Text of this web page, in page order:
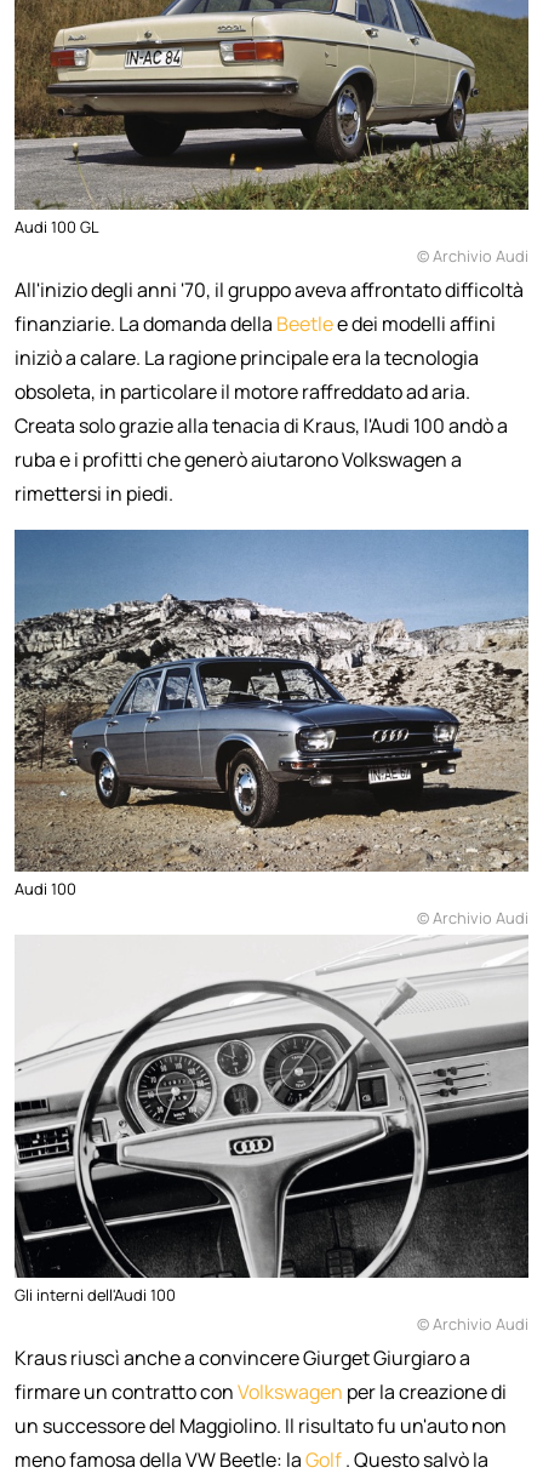
Audi 100 GL
© Archivio Audi
All'inizio degli anni '70, il gruppo aveva affrontato difficoltà
finanziarie. La domanda della Beetlee dei modelli affini
iniziò a calare. La ragione principale era la tecnologia
obsoleta, in particolare il motore raffreddato ad aria.
Creata solo grazie alla tenacia di Kraus, l'Audi 100 andò a
ruba e i profitti che generò aiutarono Volkswagen a
rimettersi in piedi.
Audi 100
© Archivio Audi
Gli interni dell'Audi 100
© Archivio Audi
Kraus riuscì anche a convincere Giurget Giurgiaro a
firmare un contratto conVolkswagen per la creazione di
un successore del Maggiolino. Il risultato fu un'auto non
meno famosa della VW Beetle: laGolf. Questo salvò la